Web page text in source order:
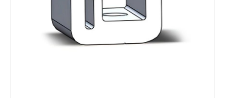
na ito ay ayusin ang pangunahing mga isyu sa
pag-secure-salamat sa kanilang mga disenyo na
handa na sa senaryo at solidong build. Naglalagay
sila ng isang matatag na base para sa mahusay na